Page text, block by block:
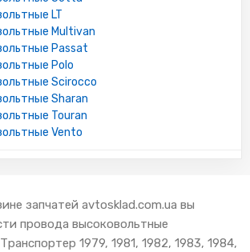
LT
Multivan
Passat
Polo
Scirocco
Sharan
Touran
Vento
запчатей avtosklad.com.ua вы
провода высоковольтные
1979, 1981, 1982, 1983, 1984,